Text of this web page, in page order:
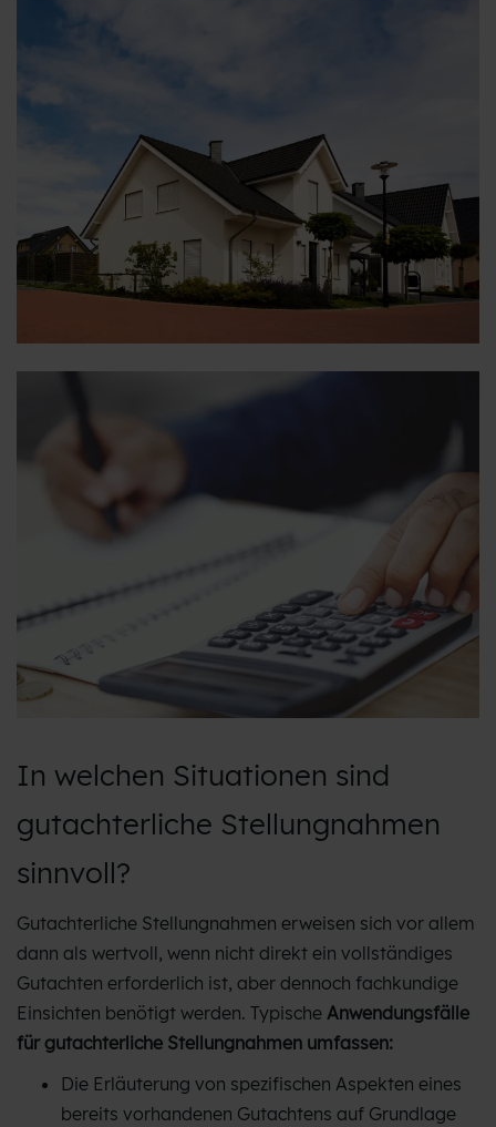
In welchen Situationen sind
gutachterliche Stellungnahmen
sinnvoll?
Gutachterliche Stellungnahmen erweisen sich vor allem
dann als wertvoll, wenn nicht direkt ein vollständiges
Gutachten erforderlich ist, aber dennoch fachkundige
Einsichten benötigt werden. Typische Anwendungsfälle
für gutachterliche Stellungnahmen umfassen:
Die Erläuterung von spezifischen Aspekten eines
bereits vorhandenen Gutachtens auf Grundlage